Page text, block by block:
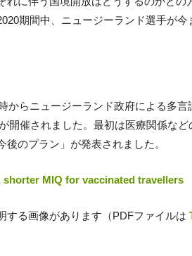
期間中、ニュージーランド選手が今
からニュージーランド政府による多言
開催されました。最初は医療関係な
のプラン」が発表されました。
MIQ for vaccinated travellers
る画像があります（PDFファイルは